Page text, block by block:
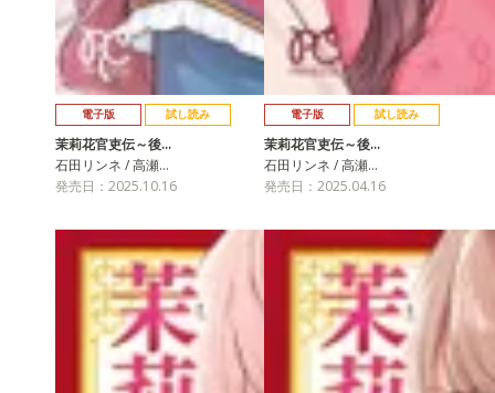
電子版 試し読み
茉莉花官吏伝～後…
石田リンネ / 高瀬…
発売日：2025.10.16
電子版 試し読み
茉莉花官吏伝～後…
石田リンネ / 高瀬…
発売日：2025.04.16